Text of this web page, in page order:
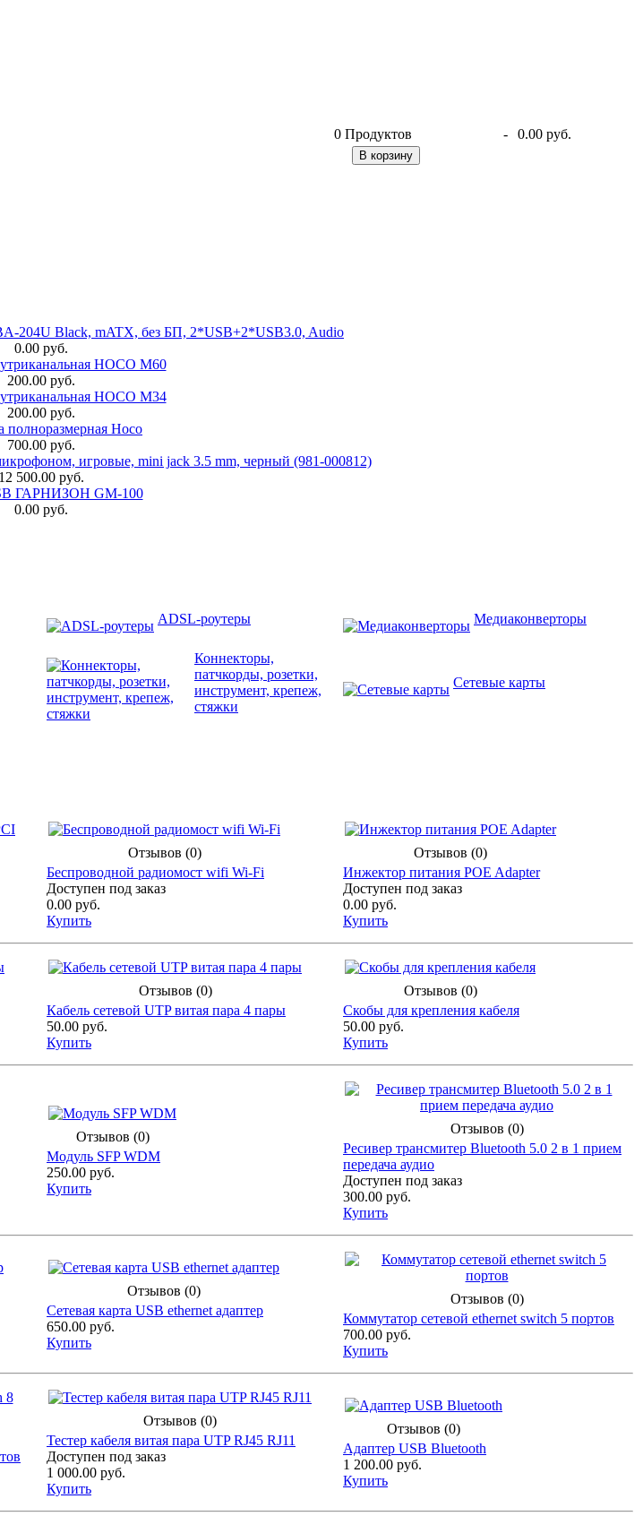
0 Продуктов - 0.00 руб.
В корзину
204U Black, mATX, без БП, 2*USB+2*USB3.0, Audio
0.00 руб.
HOCO M60
200.00 руб.
HOCO M34
200.00 руб.
полноразмерная Hoco
700.00 руб.
игровые, mini jack 3.5 mm, черный (981-000812)
12 500.00 руб.
ГАРНИЗОН GM-100
0.00 руб.
ADSL-роутеры Медиаконверторы
Коннекторы,
патчкорды, розетки,
инструмент, крепеж,
стяжки
Сетевые карты
Отзывов (0)
Беспроводной радиомост wifi Wi-Fi
Доступен под заказ
0.00 руб.
Купить
Отзывов (0)
Инжектор питания POE Adapter
Доступен под заказ
0.00 руб.
Купить
Отзывов (0)
Кабель сетевой UTP витая пара 4 пары
50.00 руб.
Купить
Отзывов (0)
Скобы для крепления кабеля
50.00 руб.
Купить
Отзывов (0)
Модуль SFP WDM
250.00 руб.
Купить
Отзывов (0)
Ресивер трансмитер Bluetooth 5.0 2 в 1 прием
передача аудио
Доступен под заказ
300.00 руб.
Купить
Отзывов (0)
Сетевая карта USB ethernet адаптер
650.00 руб.
Купить
Отзывов (0)
Коммутатор сетевой ethernet switch 5 портов
700.00 руб.
Купить
Отзывов (0)
Тестер кабеля витая пара UTP RJ45 RJ11
Доступен под заказ
1 000.00 руб.
Купить
Отзывов (0)
Адаптер USB Bluetooth
1 200.00 руб.
Купить